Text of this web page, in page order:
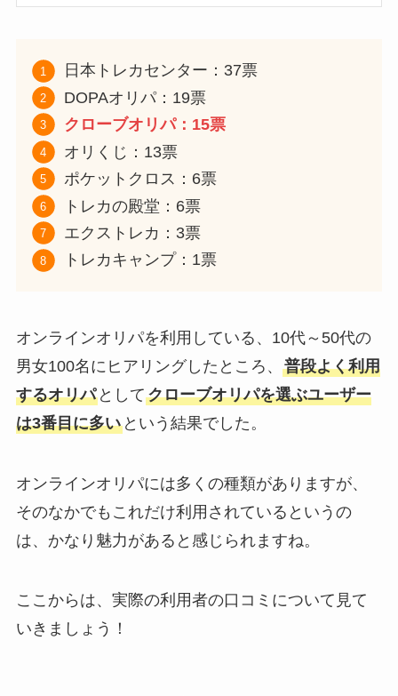
日本トレカセンター：37票
DOPAオリパ：19票
クローブオリパ：15票
オリくじ：13票
ポケットクロス：6票
トレカの殿堂：6票
エクストレカ：3票
トレカキャンプ：1票
オンラインオリパを利用している、10代～50代の
男女100名にヒアリングしたところ、 普段よく利用
するオリパとしてクローブオリパを選ぶユーザー
は3番目に多いという結果でした。
オンラインオリパには多くの種類がありますが、
そのなかでもこれだけ利用されているというの
は、かなり魅力があると感じられますね。
ここからは、実際の利用者の口コミについて見て
いきましょう！